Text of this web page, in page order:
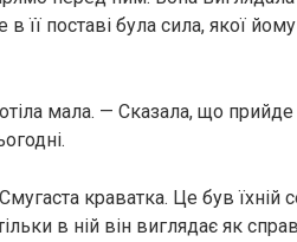
її поставі була сила, якої
мала. — Сказала, що прийде
краватка. Це був їхній
в ній він виглядає як